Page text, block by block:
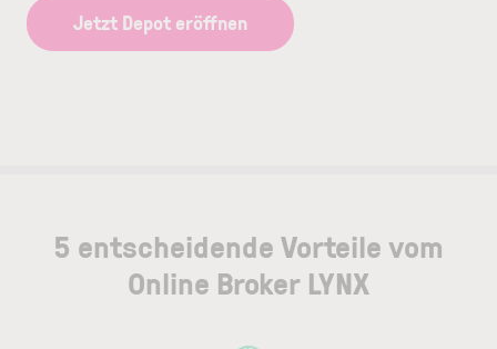
Jetzt Depot eröffnen
5 entscheidende Vorteile vom
Online Broker LYNX